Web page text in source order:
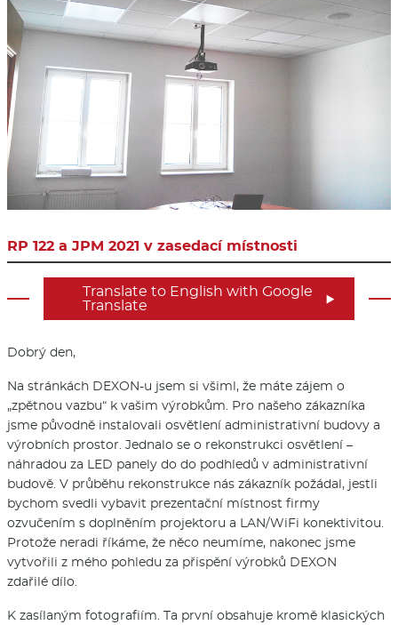
RP 122 a JPM 2021 v zasedací místnosti
Translate to English with Google
Translate

Dobrý den,
Na stránkách DEXON-u jsem si všiml, že máte zájem o
„zpětnou vazbu“ k vašim výrobkům. Pro našeho zákazníka
jsme původně instalovali osvětlení administrativní budovy a
výrobních prostor. Jednalo se o rekonstrukci osvětlení –
náhradou za LED panely do do podhledů v administrativní
budově. V průběhu rekonstrukce nás zákazník požádal, jestli
bychom svedli vybavit prezentační místnost firmy
ozvučením s doplněním projektoru a LAN/WiFi konektivitou.
Protože neradi říkáme, že něco neumíme, nakonec jsme
vytvořili z mého pohledu za přispění výrobků DEXON
zdařilé dílo.
K zasílaným fotografiím. Ta první obsahuje kromě klasických